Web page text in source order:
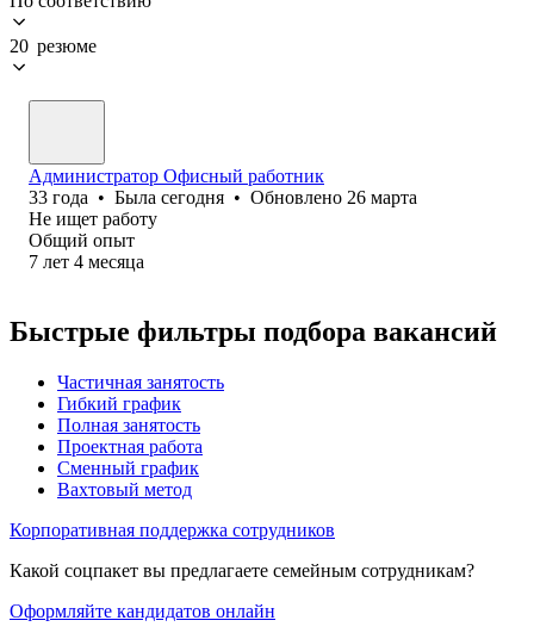
20 резюме
Администратор Офисный работник
33 года • Была сегодня • Обновлено 26 марта
Не ищет работу
Общий опыт
7 лет 4 месяца
Быстрые фильтры подбора вакансий
Частичная занятость
Гибкий график
Полная занятость
Проектная работа
Сменный график
Вахтовый метод
Корпоративная поддержка сотрудников
Какой соцпакет вы предлагаете семейным сотрудникам?
Оформляйте кандидатов онлайн